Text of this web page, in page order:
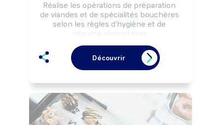
Réalise les opérations de préparation
de viandes et de spécialités bouchères
selon les règles d'hygiène et de
sécurité alimentaires.
Peut gérer un commerce de détail
alimentaire (boucherie, boucherie-
Découvrir